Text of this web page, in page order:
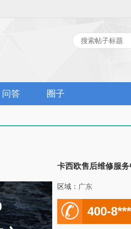
问答 圈子
卡西欧售后维修服
区域： 广东
电
400-